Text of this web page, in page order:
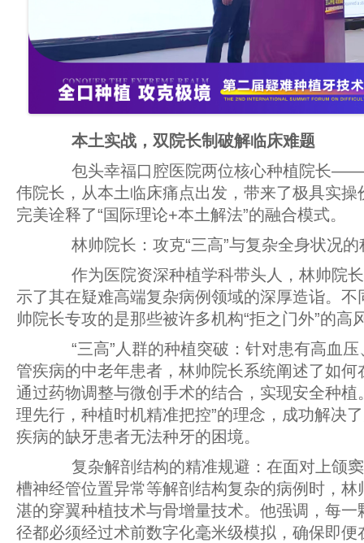
本土实战，双院长制破解临床难题
包头幸福口腔医院两位核心种植院长——
伟院长，从本土临床痛点出发，带来了极具实操
完美诠释了“国际理论+本土解法”的融合模式。
林帅院长：攻克“三高”与复杂全身状况的
作为医院资深种植学科带头人，林帅院长
示了其在疑难高端复杂病例领域的深厚造诣。不
帅院长专攻的是那些被许多机构“拒之门外”的高
“三高”人群的种植突破：针对患有高血压
管疾病的中老年患者，林帅院长系统阐述了如何
通过药物调整与微创手术的结合，实现安全种植
理先行，种植时机精准把控”的理念，成功解决
疾病的缺牙患者无法种牙的困境。
复杂解剖结构的精准规避：在面对上颌窦
槽神经管位置异常等解剖结构复杂的病例时，林
湛的穿翼种植技术与骨增量技术。他强调，每一
径都必须经过术前数字化毫米级模拟，确保即便